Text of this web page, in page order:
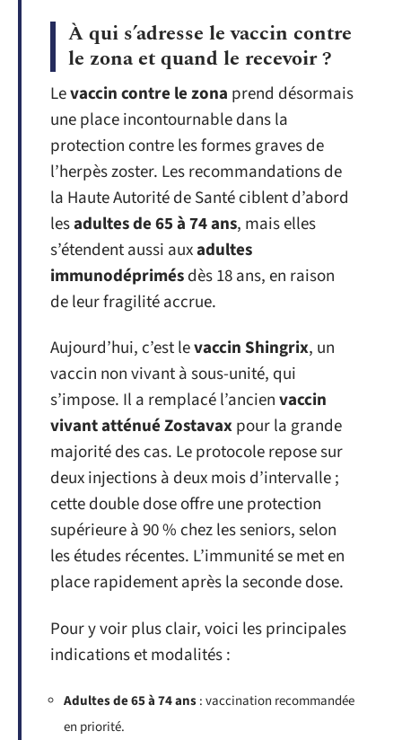
À qui s’adresse le vaccin contre
le zona et quand le recevoir ?
Levaccin contre le zona prend désormais
une place incontournable dans la
protection contre les formes graves de
l’herpès zoster. Les recommandations de
la Haute Autorité de Santé ciblent d’abord
lesadultes de 65 à 74 ans, mais elles
s’étendent aussi auxadultes
immunodéprimésdès 18 ans, en raison
de leur fragilité accrue.
Aujourd’hui, c’est levaccin Shingrix, un
vaccin non vivant à sous-unité, qui
s’impose. Il a remplacé l’ancienvaccin
vivant atténué Zostavaxpour la grande
majorité des cas. Le protocole repose sur
deux injections à deux mois d’intervalle ;
cette double dose offre une protection
supérieure à 90 % chez les seniors, selon
les études récentes. L’immunité se met en
place rapidement après la seconde dose.
Pour y voir plus clair, voici les principales
indications et modalités :
Adultes de 65 à 74 ans: vaccination recommandée
en priorité.